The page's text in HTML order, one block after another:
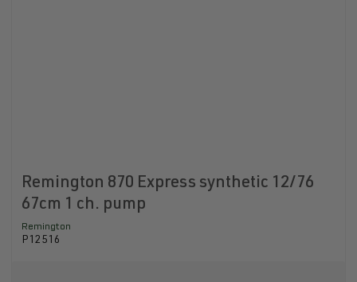
Remington 870 Express synthetic 12/76
67cm 1 ch. pump
Remington
P12516